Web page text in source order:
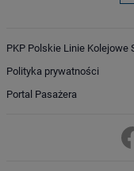
PKP Polskie Linie Kolejowe
Polityka prywatności
Portal Pasażera